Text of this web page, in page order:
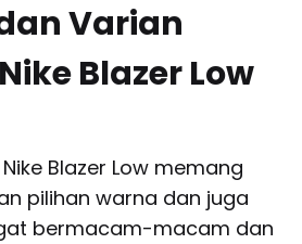
Varian
Blazer Low
Blazer Low memang
pilihan warna dan juga
bermacam-macam dan